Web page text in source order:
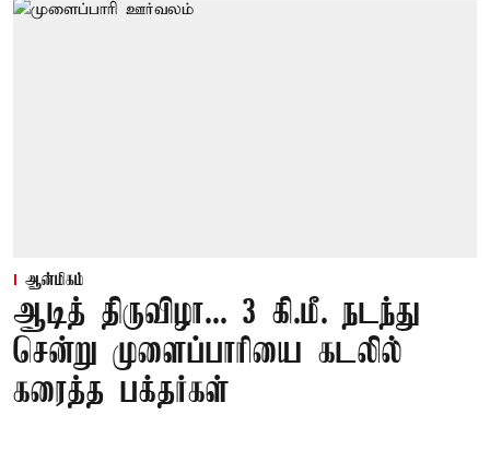
ஆன்மிகம்
ஆடித் திருவிழா... 3 கி.மீ. நடந்து
சென்று முளைப்பாரியை கடலில்
கரைத்த பக்தர்கள்